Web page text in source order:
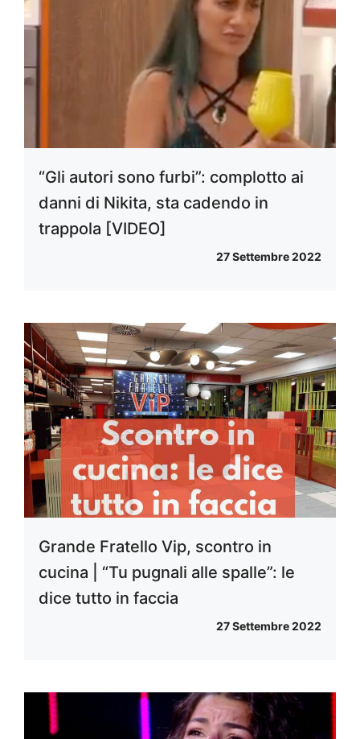
“Gli autori sono furbi”: complotto ai
danni di Nikita, sta cadendo in
trappola [VIDEO]
27 Settembre 2022
Grande Fratello Vip, scontro in
cucina | “Tu pugnali alle spalle”: le
dice tutto in faccia
27 Settembre 2022